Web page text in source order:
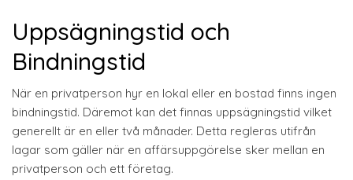
Uppsägningstid och
Bindningstid
När en privatperson hyr en lokal eller en bostad finns ingen
bindningstid. Däremot kan det finnas uppsägningstid vilket
generellt är en eller två månader. Detta regleras utifrån
lagar som gäller när en affärsuppgörelse sker mellan en
privatperson och ett företag.